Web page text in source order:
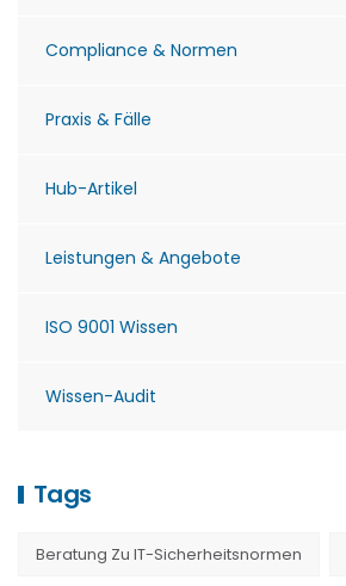
Compliance & Normen
Praxis & Fälle
Hub-Artikel
Leistungen & Angebote
ISO 9001 Wissen
Wissen-Audit
Tags
Beratung Zu IT-Sicherheitsnormen